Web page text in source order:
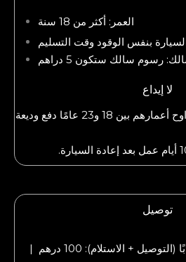
العمر: أكثر من 18 سنة
بنفس الوقود وقت التسليم
رسوم سالك ستكون 5 دراهم
لا إيداع
يُطلب من العملاء الذين تتراوح أعمارهم بين 18 و23 عامًا دفع وديعة
توصيل
الرحلة ذهابًا وإيابًا (التوصيل + الاستلام): 100 درهم |